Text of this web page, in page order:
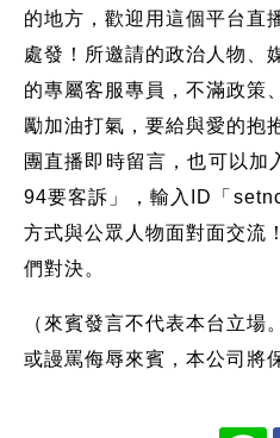
的地方，歡迎用這個平台直
處發！所邀請的政治人物、
的專屬客服專員，不滿政策
勵加油打氣，要給與愛的抱
團直播即時留言，也可以加
94要客訴」，輸入ID「
方式與公眾人物面對面交流
們對決。
（來賓發言不代表本台立場
或謾罵侮辱來賓，本公司將